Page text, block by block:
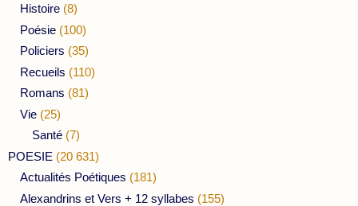
Histoire (8)
Poésie (100)
Policiers (35)
Recueils (110)
Romans (81)
Vie (25)
Santé (7)
POESIE (20 631)
Actualités Poétiques (181)
Alexandrins et Vers + 12 syllabes (155)